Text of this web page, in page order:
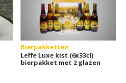
Bierpakketten
Leffe Luxe kist (6x33cl)
bierpakket met 2 glazen